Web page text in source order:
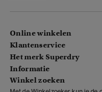
Online winkelen
Klantenservice
Het merk Superdry
Informatie
Winkel zoeken